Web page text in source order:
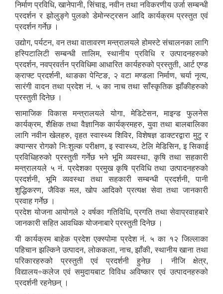
निर्माण प्रविधि, खानेपानी, सिंचाइ, नवीन तथा नविकरणीय उर्जा सम्बन्धी
प्रदर्शन र झोलुङ्गे पुलको डेमोन्स्ट्रसन आदि कार्यक्रम प्रस्तुत एवं
प्रदर्शन गर्नेछ ।
उद्योग, पर्यटन, वन तथा वातावरण मन्त्रालयले होमस्टे संचालनका लागि
हस्पिटालिटी सम्बन्धी तालिम, स्थानीय प्रविधि र उत्पादनहरुको
प्रदर्शन, नवप्रवर्तन प्रविधिमा आधारित कार्यहरुको प्रस्तुती, आर्ट एण्ड
क्राफ्ट प्रदर्शनी, थाङका पेन्टिङ, २ वटा मण्डला निर्माण, चर्या नृत्य,
सारंगी वादन तथा प्रदेश नं. ५ का नाच तथा साँस्कृतिक झाँकीहरुको
प्रस्तुती दिनेछ ।
सामाजिक विकास मन्त्रालयले योगा, मेडिटेसन, माइन्ड फुलनेस
कार्यक्रम, शैक्षिक तथा वैज्ञानिक कार्यक्रमहरु, युवा तथा बालबालिका
लागि नवीन खेलहरु, वृहत स्वास्थ्य शिविर, विशेषज्ञ डाक्टरद्वारा मुटु र
क्यान्सर रोगको निःशुल्क परीक्षण, इ स्वास्थ्य, टेलि मेडिसिन, इ सिकाई
प्रविधिहरुको प्रस्तुती गर्नेछ भने भूमि व्यवस्था, कृषि तथा सहकारी
मन्त्रालयले ५ नं. प्रदेशका प्रमुख कृषि प्रविधि तथा उत्पादनहरुको
प्रदर्शनी, भूमि व्यवस्था तथा सहकारी सम्बन्धी प्रदर्शनी, पानी
शुद्धिकरण, जैविक मल, खोप आदिको प्रत्यक्ष सेवा तथा जानकारी
प्रवाह गर्नेछ ।
प्रदेश योजना आयोगले २ वर्षका गतिविधि, प्रगति तथा सेवाप्रवाहबारे
जानकारी सहित आवधिक योजनाबारे प्रस्तुती दिनेछ ।
यी कार्यक्रम बाहेक प्रदेश एक्स्पोमा प्रदेश नं. ५ का १२ जिल्लाका
पहिचान झल्किने उत्पादन, लोककला, नाच, झाँकी, स्थानीय खाना तथा
परिकारहरुको प्रस्तुती एवं प्रदर्शनी हुनेछ । नीजि क्षेत्र,
विद्यालय÷कलेज एवं समुदायबाट विविध अविष्कार एवं उत्पादनहरुको
प्रदर्शनी रहनेछन् ।